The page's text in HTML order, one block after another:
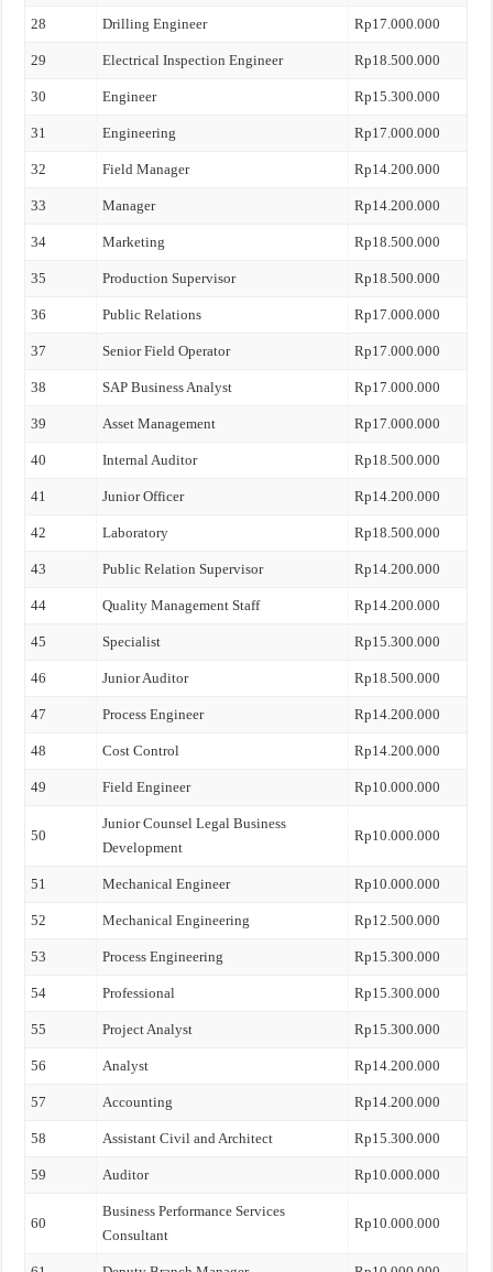
28 Drilling Engineer Rp17.000.000
29 Electrical Inspection Engineer Rp18.500.000
30 Engineer Rp15.300.000
31 Engineering Rp17.000.000
32 Field Manager Rp14.200.000
33 Manager Rp14.200.000
34 Marketing Rp18.500.000
35 Production Supervisor Rp18.500.000
36 Public Relations Rp17.000.000
37 Senior Field Operator Rp17.000.000
38 SAP Business Analyst Rp17.000.000
39 Asset Management Rp17.000.000
40 Internal Auditor Rp18.500.000
41 Junior Officer Rp14.200.000
42 Laboratory Rp18.500.000
43 Public Relation Supervisor Rp14.200.000
44 Quality Management Staff Rp14.200.000
45 Specialist Rp15.300.000
46 Junior Auditor Rp18.500.000
47 Process Engineer Rp14.200.000
48 Cost Control Rp14.200.000
49 Field Engineer Rp10.000.000
50
Junior Counsel Legal Business
Development
Rp10.000.000
51 Mechanical Engineer Rp10.000.000
52 Mechanical Engineering Rp12.500.000
53 Process Engineering Rp15.300.000
54 Professional Rp15.300.000
55 Project Analyst Rp15.300.000
56 Analyst Rp14.200.000
57 Accounting Rp14.200.000
58 Assistant Civil and Architect Rp15.300.000
59 Auditor Rp10.000.000
60
Business Performance Services
Consultant
Rp10.000.000